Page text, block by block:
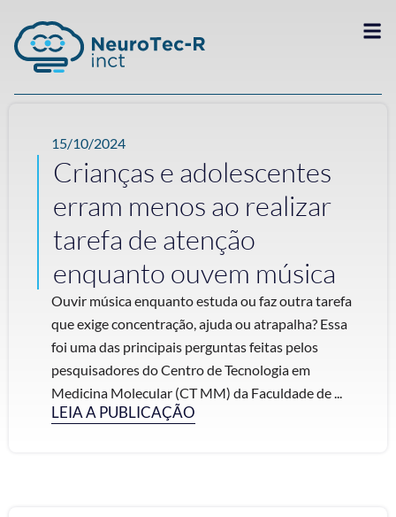
15/10/2024
Crianças e adolescentes
erram menos ao realizar
tarefa de atenção
enquanto ouvem música
Ouvir música enquanto estuda ou faz outra tarefa
que exige concentração, ajuda ou atrapalha? Essa
foi uma das principais perguntas feitas pelos
pesquisadores do Centro de Tecnologia em
Medicina Molecular (CT MM) da Faculdade de ...
LEIA A PUBLICAÇÃO